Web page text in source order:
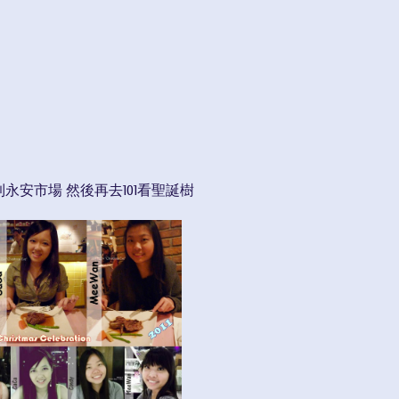
安市場 然後再去101看聖誕樹